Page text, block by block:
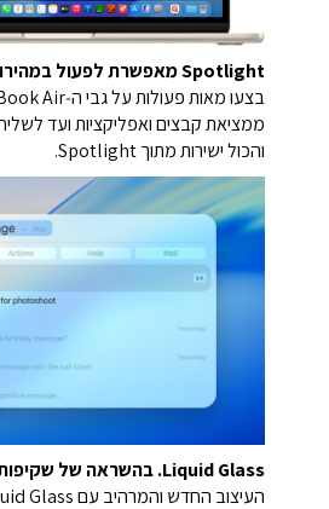
Spotlight מאפשרת לפעול במהירות.
ממציאת קבצים ואפליקציות ועד
והכול ישירות מתוך Spotlight.
Liquid Glass. בהשראה של שקיפות.